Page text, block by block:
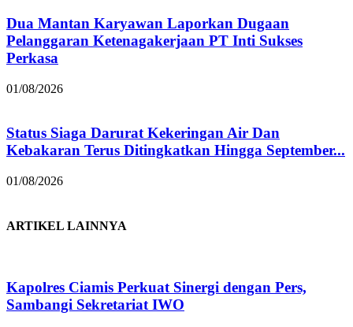
Dua Mantan Karyawan Laporkan Dugaan
Pelanggaran Ketenagakerjaan PT Inti Sukses
Perkasa
01/08/2026
Status Siaga Darurat Kekeringan Air Dan
Kebakaran Terus Ditingkatkan Hingga September...
01/08/2026
ARTIKEL LAINNYA
Kapolres Ciamis Perkuat Sinergi dengan Pers,
Sambangi Sekretariat IWO